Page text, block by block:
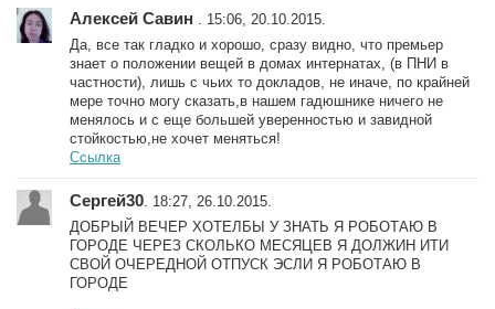
Алексей Савин
. 15:06, 20.10.2015.
Да, все так гладко и хорошо, сразу видно, что премьер
знает о положении вещей в домах интернатах, (в ПНИ в
частности), лишь с чьих то докладов, не иначе, по крайней
мере точно могу сказать,в нашем гадюшнике ничего не
менялось и с еще большей уверенностью и завидной
стойкостью,не хочет меняться!
Ссылка
Сергей30 . 18:27, 26.10.2015.
ДОБРЫЙ ВЕЧЕР ХОТЕЛБЫ У ЗНАТЬ Я РОБОТАЮ В
ГОРОДЕ ЧЕРЕЗ СКОЛЬКО МЕСЯЦЕВ Я ДОЛЖИН ИТИ
СВОЙ ОЧЕРЕДНОЙ ОТПУСК ЭСЛИ Я РОБОТАЮ В
ГОРОДЕ